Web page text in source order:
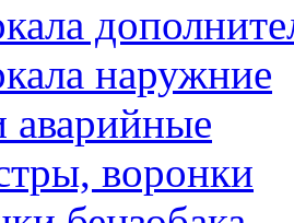
наружние
аварийные
воронки